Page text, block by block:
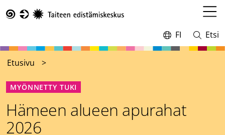
pääsisältöön
valikko
Vaihda
kieltä,
FI
Avaa
ja
Etsi
Etusivu
MYÖNNETTY TUKI
Hämeen alueen apurahat
2026